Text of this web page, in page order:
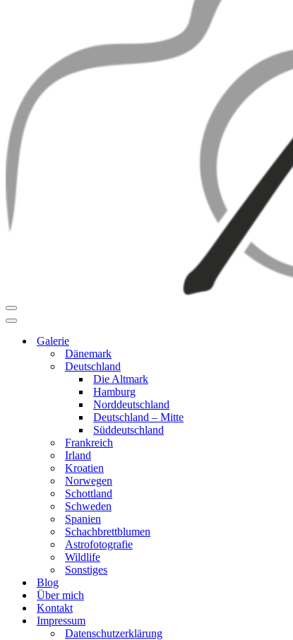
Navigationsmenü
Navigationsmenü
Galerie
Dänemark
Deutschland
Die Altmark
Hamburg
Norddeutschland
Deutschland – Mitte
Süddeutschland
Frankreich
Irland
Kroatien
Norwegen
Schottland
Schweden
Spanien
Schachbrettblumen
Astrofotografie
Wildlife
Sonstiges
Blog
Über mich
Kontakt
Impressum
Datenschutzerklärung